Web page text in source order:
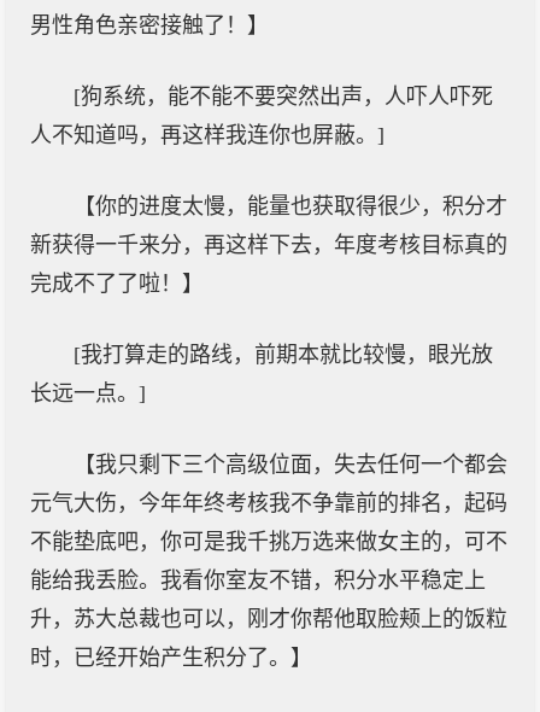
男性角色亲密接触了！】
[狗系统，能不能不要突然出声，人吓人吓死
人不知道吗，再这样我连你也屏蔽。]
【你的进度太慢，能量也获取得很少，积分才
新获得一千来分，再这样下去，年度考核目标真的
完成不了了啦！】
[我打算走的路线，前期本就比较慢，眼光放
长远一点。]
【我只剩下三个高级位面，失去任何一个都会
元气大伤，今年年终考核我不争靠前的排名，起码
不能垫底吧，你可是我千挑万选来做女主的，可不
能给我丢脸。我看你室友不错，积分水平稳定上
升，苏大总裁也可以，刚才你帮他取脸颊上的饭粒
时，已经开始产生积分了。】